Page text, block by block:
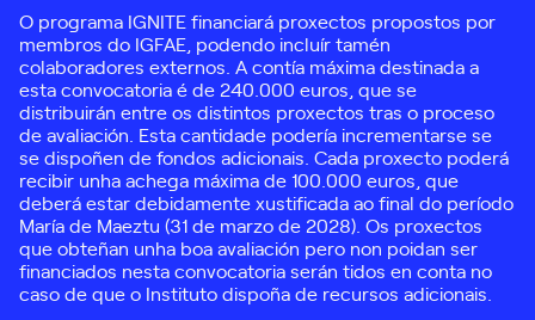
O programa IGNITE financiará proxectos propostos por
membros do IGFAE, podendo incluír tamén
colaboradores externos. A contía máxima destinada a
esta convocatoria é de 240.000 euros, que se
distribuirán entre os distintos proxectos tras o proceso
de avaliación. Esta cantidade podería incrementarse se
se dispoñen de fondos adicionais. Cada proxecto poderá
recibir unha achega máxima de 100.000 euros, que
deberá estar debidamente xustificada ao final do período
María de Maeztu (31 de marzo de 2028). Os proxectos
que obteñan unha boa avaliación pero non poidan ser
financiados nesta convocatoria serán tidos en conta no
caso de que o Instituto dispoña de recursos adicionais.